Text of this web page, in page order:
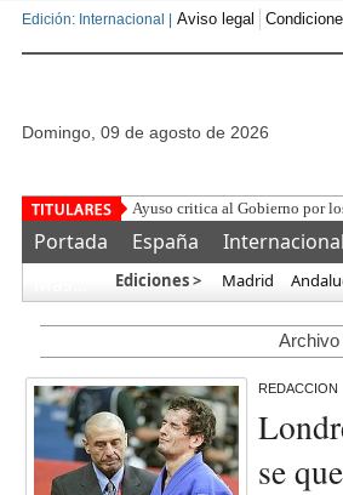
Edición: Internacional | Aviso legal
domingo, 09 de agosto de 2026
Ayuso critica al Gobierno por
Portada España Internacional
Ediciones > Madrid
Archivo
REDACCION
se